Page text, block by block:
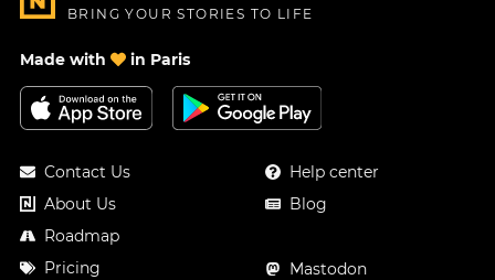
BRING YOUR STORIES TO LIFE
Made with in Paris
Contact Us
About Us
Roadmap
Pricing
Help center
Blog
Mastodon